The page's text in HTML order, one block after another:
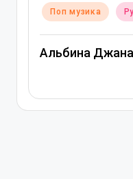
Posted
in
Поп музика
Альбина